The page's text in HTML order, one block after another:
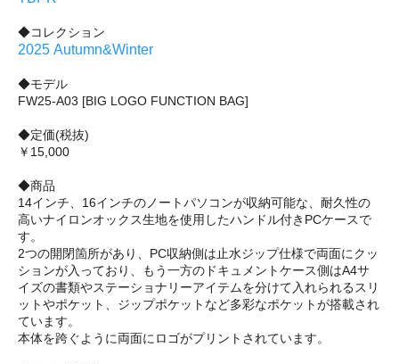
◆コレクション
2025 Autumn&Winter
◆モデル
FW25-A03 [BIG LOGO FUNCTION BAG]
◆定価(税抜)
￥15,000
◆商品
14インチ、16インチのノートパソコンが収納可能な、耐久性の
高いナイロンオックス生地を使用したハンドル付きPCケースで
す。
2つの開閉箇所があり、PC収納側は止水ジップ仕様で両面にクッ
ションが入っており、もう一方のドキュメントケース側はA4サ
イズの書類やステーショナリーアイテムを分けて入れられるスリ
ットやポケット、ジップポケットなど多彩なポケットが搭載され
ています。
本体を跨ぐように両面にロゴがプリントされています。